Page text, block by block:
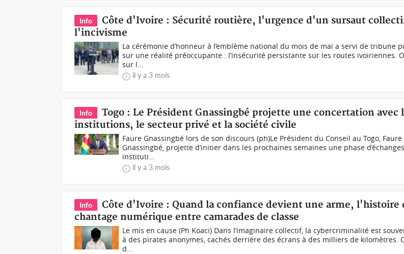
Info
Côte d'Ivoire : Sécurité routière, l'urgence d'un sursaut
l'incivisme
La cérémonie d’honneur à l’emblème national du mois de mai a servi de tribune
sur une réalité préoccupante : l’insécurité persistante sur les routes ivoiriennes.
sur l...
il y a 3 mois
Info
Togo : Le Président Gnassingbé projette une concertation avec
institutions, le secteur privé et la société civile
Faure Gnassingbé lors de son discours (ph)Le Président du Conseil au Togo, Faure
Gnassingbé, projette d’initier dans les prochaines semaines une phase
instituti...
il y a 3 mois
Info
Côte d'Ivoire : Quand la confiance devient une arme, l'histoire
chantage numérique entre camarades de classe
Le mis en cause (Ph Koaci) Dans l’imaginaire collectif, la cybercriminalité est
à des pirates anonymes, cachés derrière des écrans à des milliers de kilomètres.
d...